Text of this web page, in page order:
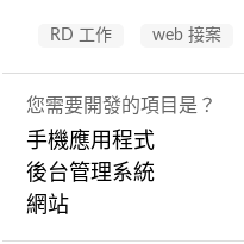
RD 工作 web 接案
您需要開發的項目是？
手機應用程式
後台管理系統
網站